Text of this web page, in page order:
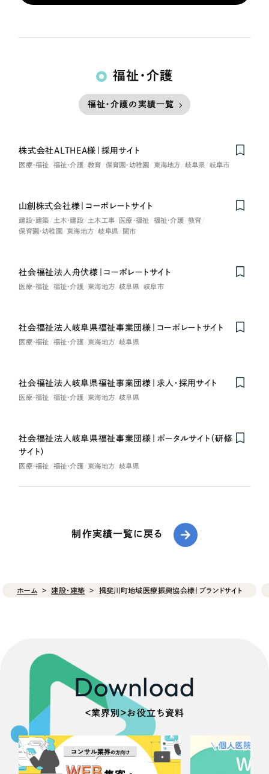
福祉・介護
福祉・介護の実績一覧
株式会社ALTHEA様｜採用サイト
医療・福祉 福祉・介護 教育 保育園・幼稚園 東海地方 岐阜県 岐阜市
山創株式会社様｜コーポレートサイト
建設・建築 土木・建設 土木工事 医療・福祉 福祉・介護
教育
保育園・幼稚園
東海地方 岐阜県 関市
社会福祉法人舟伏様｜コーポレートサイト
医療・福祉 福祉・介護 東海地方 岐阜県 岐阜市
社会福祉法人岐阜県福祉事業団様｜コーポレートサイト
医療・福祉 福祉・介護 東海地方 岐阜県
社会福祉法人岐阜県福祉事業団様｜求人・採用サイト
医療・福祉 福祉・介護 東海地方 岐阜県
社会福祉法人岐阜県福祉事業団様｜ポータルサイト（研修
サイト）
医療・福祉 福祉・介護 東海地方 岐阜県
制作実績一覧に戻る
ホーム 建設・建築 揖斐川町地域医療振興協会様｜ブランドサイト
Download
＜業界別＞お役立ち資料